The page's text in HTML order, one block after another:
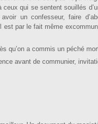
qui se sentent souillés
un confesseur, faire
est par le fait même
qu’on a commis un péché
avant de communier,